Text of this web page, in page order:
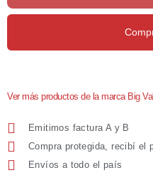
Ver más productos de la marca Big
Emitimos factura A y B
Compra protegida, recibí el
Envíos a todo el país